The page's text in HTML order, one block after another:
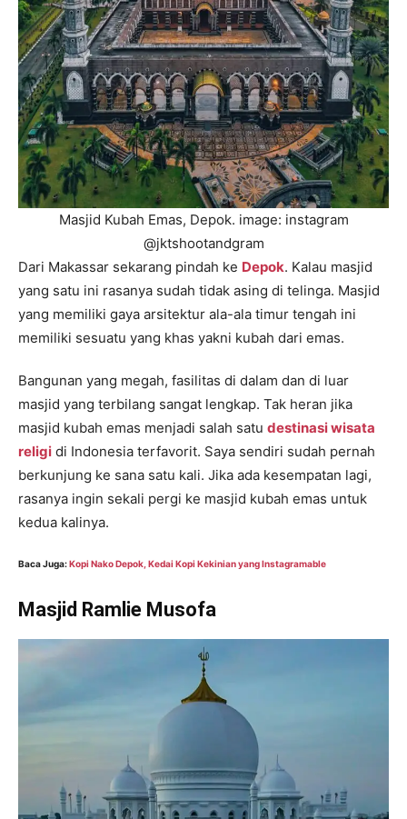
Masjid Kubah Emas, Depok. image: instagram
@jktshootandgram
Dari Makassar sekarang pindah ke Depok. Kalau masjid
yang satu ini rasanya sudah tidak asing di telinga. Masjid
yang memiliki gaya arsitektur ala-ala timur tengah ini
memiliki sesuatu yang khas yakni kubah dari emas.
Bangunan yang megah, fasilitas di dalam dan di luar
masjid yang terbilang sangat lengkap. Tak heran jika
masjid kubah emas menjadi salah satu destinasi wisata
religi di Indonesia terfavorit. Saya sendiri sudah pernah
berkunjung ke sana satu kali. Jika ada kesempatan lagi,
rasanya ingin sekali pergi ke masjid kubah emas untuk
kedua kalinya.
Baca Juga:Kopi Nako Depok, Kedai Kopi Kekinian yang Instagramable
Masjid Ramlie Musofa